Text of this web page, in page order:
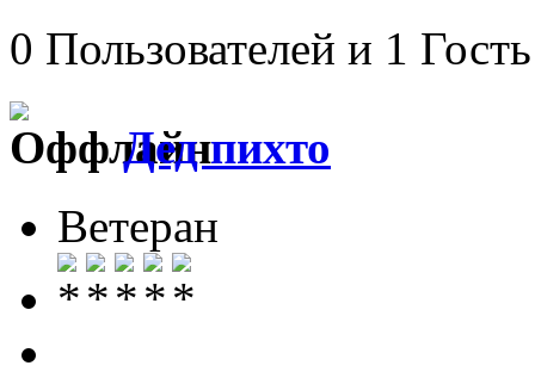
0 Пользователей и 1
Дед пихто
Ветеран